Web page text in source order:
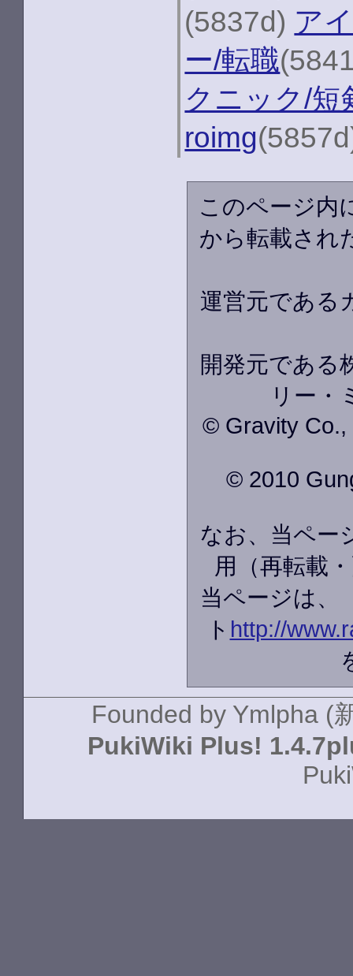
(5837d) ア
ー/転職
クニック/短
roimg
このページ内
から転載され
運営元である
開発元である
リー・
© Gravity Co.,
© 2010
なお、当ペー
用（再転載
当ページは、
ト http://
Founded by Ymlpha (
PukiWiki Plus!